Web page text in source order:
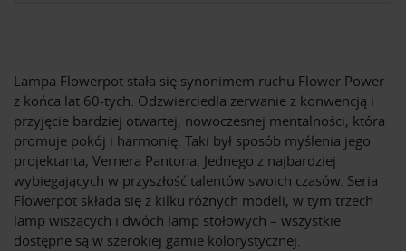
Lampa Flowerpot stała się synonimem ruchu Flower Power
z końca lat 60-tych. Odzwierciedla zerwanie z konwencją i
przyjęcie bardziej otwartej, nowoczesnej mentalności, która
promuje pokój i harmonię. Taki był sposób myślenia jego
projektanta, Vernera Pantona. Jednego z najbardziej
wybiegających w przyszłość talentów swoich czasów. Seria
Flowerpot składa się z kilku różnych modeli, w tym trzech
lamp wiszących i dwóch lamp stołowych – wszystkie
dostępne są w szerokiej gamie kolorystycznej.